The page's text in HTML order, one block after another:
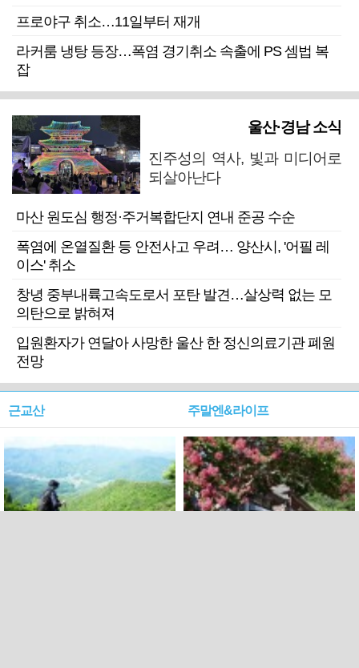
프로야구 취소…11일부터 재개
라커룸 냉탕 등장…폭염 경기취소 속출에 PS 셈법 복
잡
울산·경남 소식
진주성의 역사, 빛과 미디어로
되살아난다
마산 원도심 행정·주거복합단지 연내 준공 수순
폭염에 온열질환 등 안전사고 우려… 양산시, '어필 레
이스' 취소
창녕 중부내륙고속도로서 포탄 발견…살상력 없는 모
의탄으로 밝혀져
입원환자가 연달아 사망한 울산 한 정신의료기관 폐원
전망
근교산 주말엔&라이프